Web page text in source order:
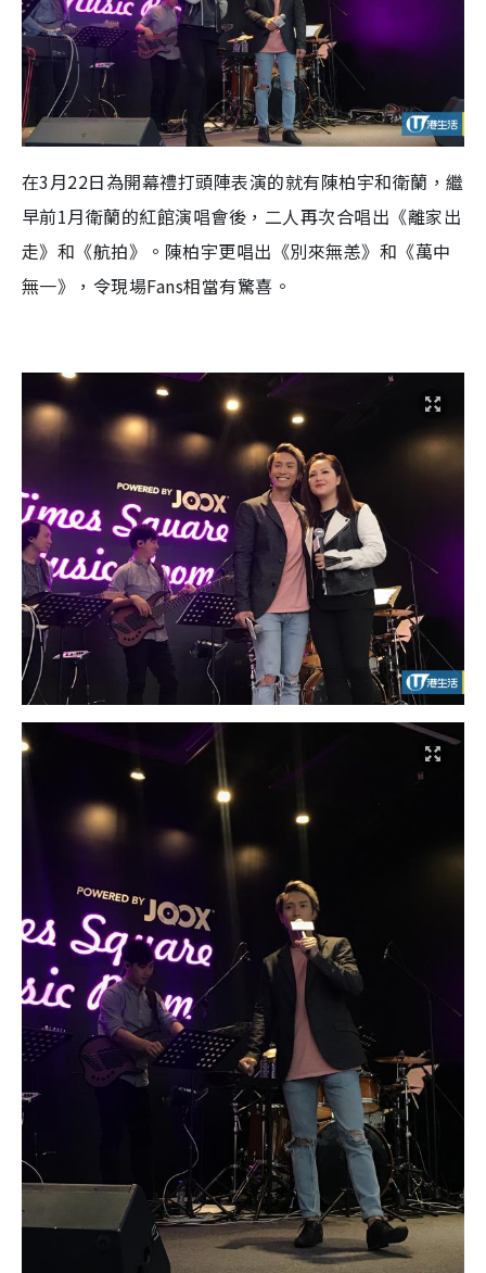
在3月22日為開幕禮打頭陣表演的就有陳柏宇和衛蘭，繼
早前1月衛蘭的紅館演唱會後，二人再次合唱出《離家出
走》和《航拍》。陳柏宇更唱出《別來無恙》和《萬中
無一》，令現場Fans相當有驚喜。